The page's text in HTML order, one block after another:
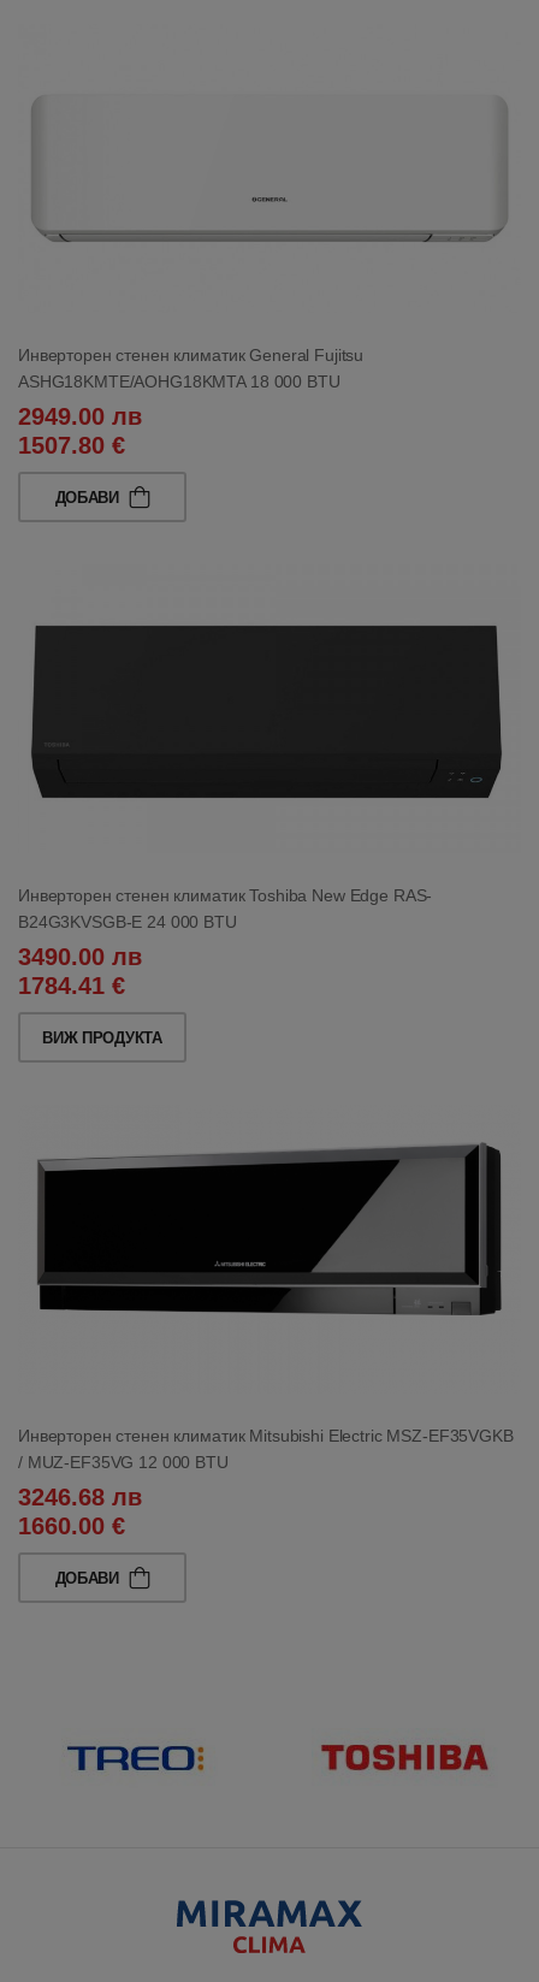
Инверторен стенен климатик General Fujitsu
ASHG18KMTE/AOHG18KMTA 18 000 BTU
2949.00 лв
1507.80 €
ДОБАВИ
Инверторен стенен климатик Toshiba New Edge RAS-
B24G3KVSGB-E 24 000 BTU
3490.00 лв
1784.41 €
ВИЖ ПРОДУКТА
Инверторен стенен климатик Mitsubishi Electric MSZ-EF35VGKB
/ MUZ-EF35VG 12 000 BTU
3246.68 лв
1660.00 €
ДОБАВИ